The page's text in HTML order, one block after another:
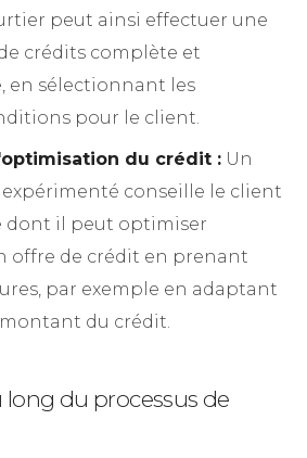
peut ainsi effectuer une
crédits complète et
en sélectionnant les
pour le client.
du crédit : Un
conseille le client
dont il peut optimiser
offre de crédit en prenant
par exemple en adaptant
montant du crédit.
du processus de